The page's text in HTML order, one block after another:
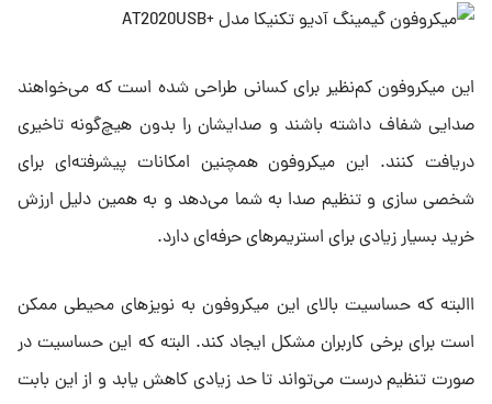
این میکروفون کم‌نظیر برای کسانی طراحی شده است که می‌خواهند
صدایی شفاف داشته باشند و صدایشان را بدون هیچ‌گونه تاخیری
دریافت کنند. این میکروفون همچنین امکانات پیشرفته‌ای برای
شخصی سازی و تنظیم صدا به شما می‌دهد و به همین دلیل ارزش
خرید بسیار زیادی برای استریمرهای حرفه‌ای دارد.
االبته که حساسیت بالای این میکروفون به نویز‌های محیطی ممکن
است برای برخی کاربران مشکل ایجاد کند. البته که این حساسیت در
صورت تنظیم درست می‌تواند تا حد زیادی کاهش یابد و از این بابت